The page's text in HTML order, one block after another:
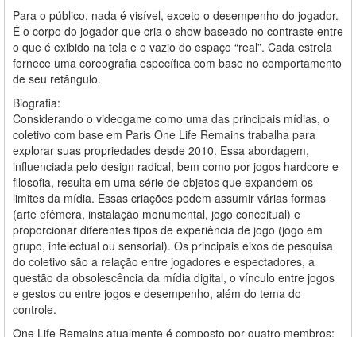
Para o público, nada é visível, exceto o desempenho do jogador.
É o corpo do jogador que cria o show baseado no contraste entre
o que é exibido na tela e o vazio do espaço “real”. Cada estrela
fornece uma coreografia específica com base no comportamento
de seu retângulo.
Biografia:
Considerando o videogame como uma das principais mídias, o
coletivo com base em Paris One Life Remains trabalha para
explorar suas propriedades desde 2010. Essa abordagem,
influenciada pelo design radical, bem como por jogos hardcore e
filosofia, resulta em uma série de objetos que expandem os
limites da mídia. Essas criações podem assumir várias formas
(arte efêmera, instalação monumental, jogo conceitual) e
proporcionar diferentes tipos de experiência de jogo (jogo em
grupo, intelectual ou sensorial). Os principais eixos de pesquisa
do coletivo são a relação entre jogadores e espectadores, a
questão da obsolescência da mídia digital, o vínculo entre jogos
e gestos ou entre jogos e desempenho, além do tema do
controle.
One Life Remains atualmente é composto por quatro membros: